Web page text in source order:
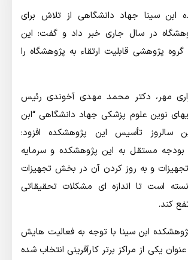
ابن سینا جهاد دانشگاهی از تلاش برای
در سال جاری خبر داد و گفت: این
پژوهشکده با 11 گروه پژوهشی قابلیت ارتقاء به پژوهشگاه را
مهر، دکتر محمد مهدی آخوندی رئیس
نوین علوم پزشکی جهاد دانشگاهی “ابن
سالروز تأسیس این پژوهشکده افزود:
مستقل به این پژوهشکده و سرمایه
و به روز کردن آن در بخش تجهیزات
است تا اندازه ای مشکلات تحقیقاتی
کند.
ابن سینا با توجه به فعالیت هایش
یکی از مراکز برتر کارآفرینی انتخاب شده